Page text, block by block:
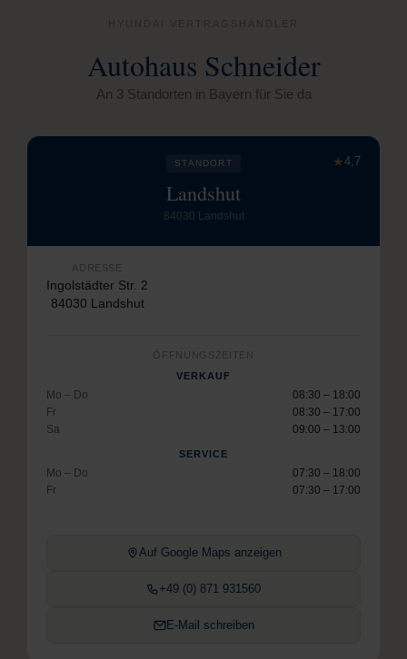
Autohaus Schneider
An 3 Standorten in Bayern für Sie da
★4,7
STANDORT
Landshut
84030 Landshut
ADRESSE
Ingolstädter Str. 2
84030 Landshut
ÖFFNUNGSZEITEN
VERKAUF
Mo – Do
08:30 – 18:00
Fr
08:30 – 17:00
Sa
09:00 – 13:00
SERVICE
Mo – Do
07:30 – 18:00
Fr
07:30 – 17:00
Auf Google Maps anzeigen
+49 (0) 871 931560
E-Mail schreiben